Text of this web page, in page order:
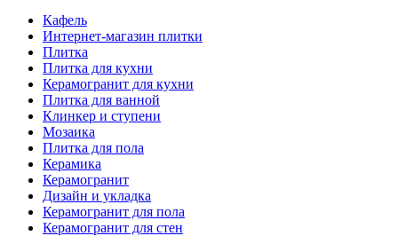
Кафель
Интернет-магазин плитки
Плитка
Плитка для кухни
Керамогранит для кухни
Плитка для ванной
Клинкер и ступени
Мозаика
Плитка для пола
Керамика
Керамогранит
Дизайн и укладка
Керамогранит для пола
Керамогранит для стен